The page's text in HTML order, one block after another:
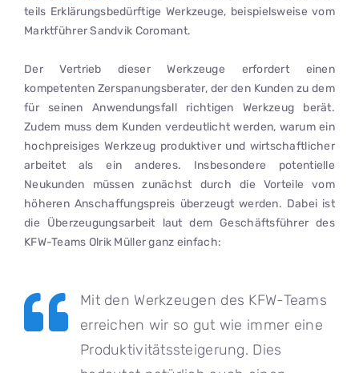
teils Erklärungsbedürftige Werkzeuge, beispielsweise vom
Marktführer Sandvik Coromant.
Der Vertrieb dieser Werkzeuge erfordert einen
kompetenten Zerspanungsberater, der den Kunden zu dem
für seinen Anwendungsfall richtigen Werkzeug berät.
Zudem muss dem Kunden verdeutlicht werden, warum ein
hochpreisiges Werkzeug produktiver und wirtschaftlicher
arbeitet als ein anderes. Insbesondere potentielle
Neukunden müssen zunächst durch die Vorteile vom
höheren Anschaffungspreis überzeugt werden. Dabei ist
die Überzeugungsarbeit laut dem Geschäftsführer des
KFW-Teams Olrik Müller ganz einfach:
Mit den Werkzeugen des KFW-Teams
erreichen wir so gut wie immer eine
Produktivitätssteigerung. Dies